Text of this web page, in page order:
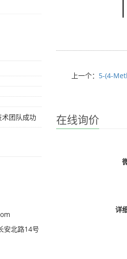
上一个： 5-(4-
在线询价
详
术团队成功
安北路14号